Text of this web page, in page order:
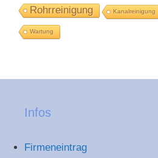
Rohrreinigung Kanalreinigung
Wartung
Infos
Firmeneintrag